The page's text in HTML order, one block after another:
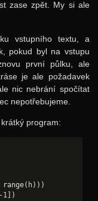
zase zpět. My si ale
vstupního textu, a
pokud byl na vstupu
první půlku, ale
je ale požadavek
nic nebrání spočítat
nepotřebujeme.
program: